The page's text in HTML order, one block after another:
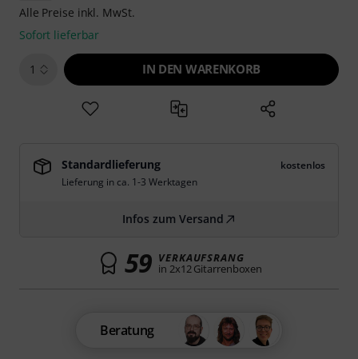
Alle Preise inkl. MwSt.
Sofort lieferbar
1 IN DEN WARENKORB
Standardlieferung
kostenlos
Lieferung in ca. 1-3 Werktagen
Infos zum Versand
59 VERKAUFSRANG
in 2x12 Gitarrenboxen
Beratung